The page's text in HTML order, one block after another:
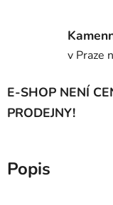
v Praze
E-SHOP NENÍ
PRODEJNY!
Popis